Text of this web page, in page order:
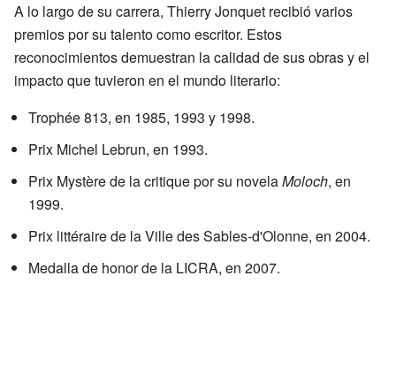
A lo largo de su carrera, Thierry Jonquet recibió varios
premios por su talento como escritor. Estos
reconocimientos demuestran la calidad de sus obras y el
impacto que tuvieron en el mundo literario:
Trophée 813, en 1985, 1993 y 1998.
Prix Michel Lebrun, en 1993.
Prix Mystère de la critique por su novelaMoloch, en
1999.
Prix littéraire de la Ville des Sables-d'Olonne, en 2004.
Medalla de honor de la LICRA, en 2007.